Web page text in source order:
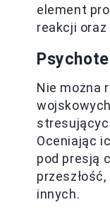
element
reakcji
Nie można
Oceniając
pod presją
innych.